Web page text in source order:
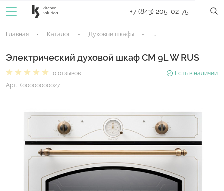
+7 (843) 205-02-75
Главная Каталог Духовые шкафы Электрические
Электрический духовой шкаф CM 9L W RUS
0 отзывов
Есть в наличии
Арт. К00000000027